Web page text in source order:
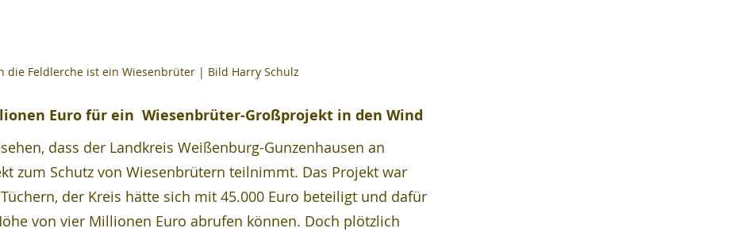
die Feldlerche ist ein Wiesenbrüter | Bild Harry Schulz
Euro für ein  Wiesenbrüter-Großprojekt in den Wind
dass der Landkreis Weißenburg-Gunzenhausen an
zum Schutz von Wiesenbrütern teilnimmt. Das Projekt war
der Kreis hätte sich mit 45.000 Euro beteiligt und dafür
von vier Millionen Euro abrufen können. Doch plötzlich